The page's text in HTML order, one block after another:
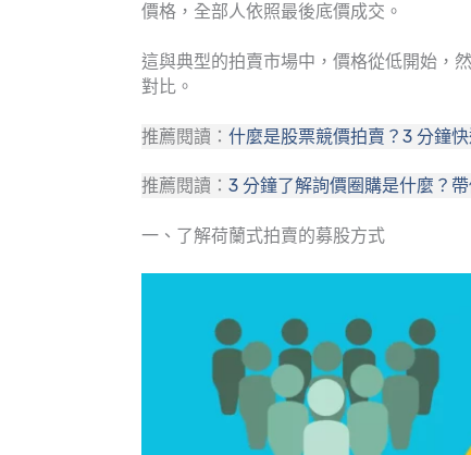
價格，全部人依照最後底價成交。
這與典型的拍賣市場中，價格從低開始，
對比。
推薦閱讀： 什麼是股票競價拍賣？3 分鐘
推薦閱讀： 3 分鐘了解詢價圈購是什麼？
一、了解荷蘭式拍賣的募股方式